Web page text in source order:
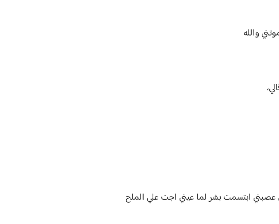
والله
ابتسمت بشر لما عيني اجت علي الملح